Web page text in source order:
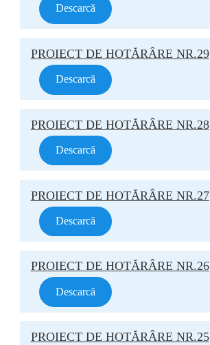
Descarcă
PROIECT DE HOTĂRÂRE NR.29
Descarcă
PROIECT DE HOTĂRÂRE NR.28
Descarcă
PROIECT DE HOTĂRÂRE NR.27
Descarcă
PROIECT DE HOTĂRÂRE NR.26
Descarcă
PROIECT DE HOTĂRÂRE NR.25